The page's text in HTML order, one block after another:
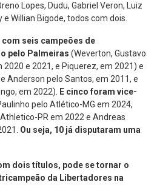
Lopes, Dudu, Gabriel Veron, Luiz
e Willian Bigode, todos com dois.
com seis campeões de
pelo Palmeiras (Weverton, Gustavo
2020 e 2021, e Piquerez, em 2021) e
Anderson pelo Santos, em 2011, e
em 2022).
E cinco foram vice-
pelo Atlético-MG em 2024,
PR em 2022 e Andreas
Ou seja, 10 já disputaram uma
dois títulos, pode se tornar o
da Libertadores na